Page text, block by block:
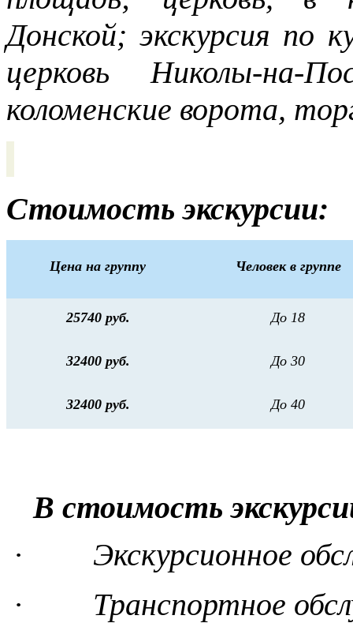
Донской; экскурсия по
церковь Николы-на-
коломенские ворота,
Стоимость экскурсии:
Цена на группу Человек в группе
25740 руб. До 18
32400 руб. До 30
32400 руб. До 40
В стоимость
·
Экскурсионное
·
Транспортное